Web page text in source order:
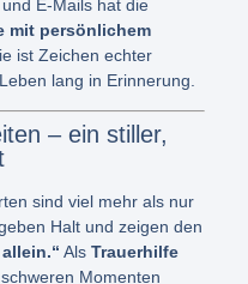
E-Mails hat die
mit persönlichem
ist Zeichen echter
lang in Erinnerung.
– ein stiller,
sind viel mehr als nur
Halt und zeigen den
Als Trauerhilfe
Momenten